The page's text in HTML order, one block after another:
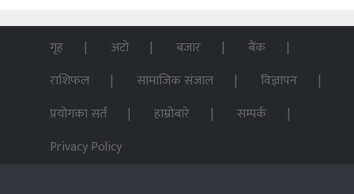
NCSC को अध्यक्ष पदको लागी सूर्य अधिकारीको उम्मेदवारी
पन्ध्र सय घर निर्माणका लागि सेनालाई ८५ करोड
गृह अटो बजार
बैंक
राशिफल
सामाजिक संजाल
विज्ञापन
प्रयोगका सर्त
हाम्रोबारे
सम्पर्क
Privacy Policy